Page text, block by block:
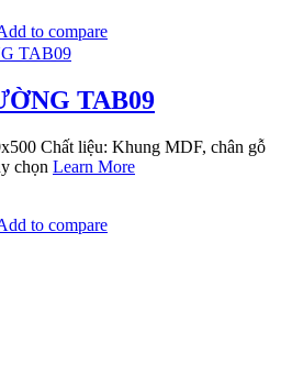
to compare
TAB09
Chất liệu: Khung MDF, chân gỗ
chọn Learn More
to compare